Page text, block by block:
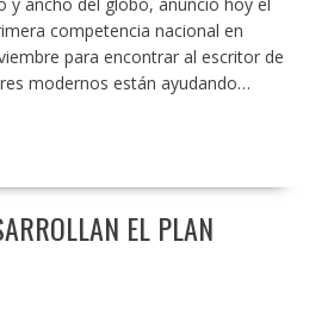
competencia nacional en
para encontrar al escritor de
modernos están ayudando…
EL PLAN